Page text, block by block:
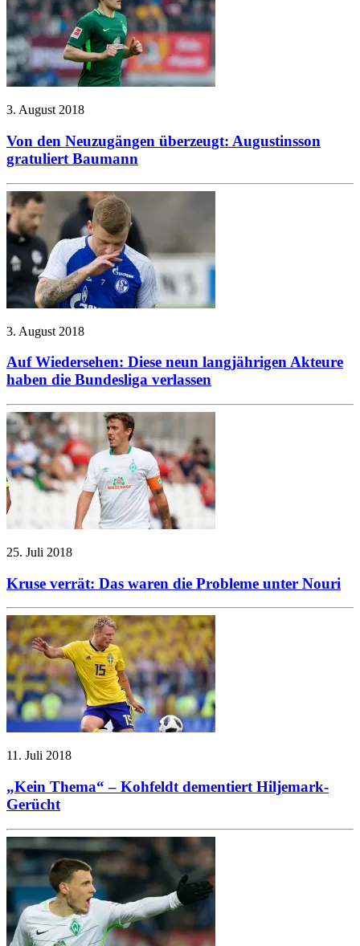
3. August 2018
Von den Neuzugängen überzeugt: Augustinsson
gratuliert Baumann
3. August 2018
Auf Wiedersehen: Diese neun langjährigen Akteure
haben die Bundesliga verlassen
25. Juli 2018
Kruse verrät: Das waren die Probleme unter Nouri
11. Juli 2018
„Kein Thema“ – Kohfeldt dementiert Hiljemark-
Gerücht